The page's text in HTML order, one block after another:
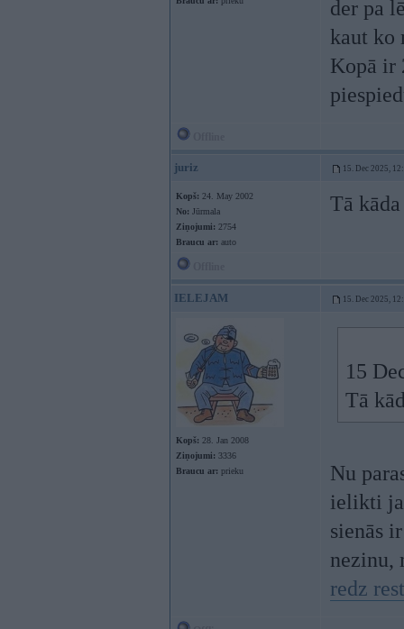
der pa
kaut ko
Kopā ir
juriz 15. Dec 2025,
Kopš: 24. May 2002
No: Jūrmala
Ziņojumi: 2754
Braucu ar: auto
Tā
IELEJAM 15. Dec 2025,
Kopš: 28. Jan 2008
Ziņojumi: 3336
Braucu ar: prieku
15
Tā
Nu
ielikti
sienās
nezinu,
redz